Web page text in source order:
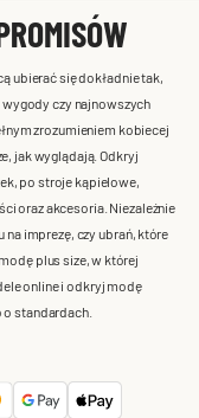
ubierać się dokładnie tak,
czy najnowszych
zrozumieniem kobiecej
jak wyglądają. Odkryj
po stroje kąpielowe,
oraz akcesoria. Niezależnie
imprezę, czy ubrań, które
plus size, w której
online i odkryj modę
standardach.